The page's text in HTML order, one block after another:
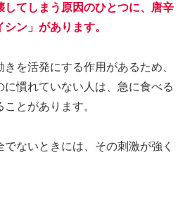
してしまう原因のひとつに、唐辛
ン」があります。
を活発にする作用があるため、
慣れていない人は、急に食べる
とがあります。
ないときには、その刺激が強く